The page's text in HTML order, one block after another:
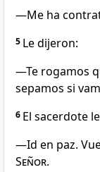
―Me ha
5 Le dijeron:
―Te rogamos
sepamos si
6 El sacerdote
―Id en paz.
Señor.